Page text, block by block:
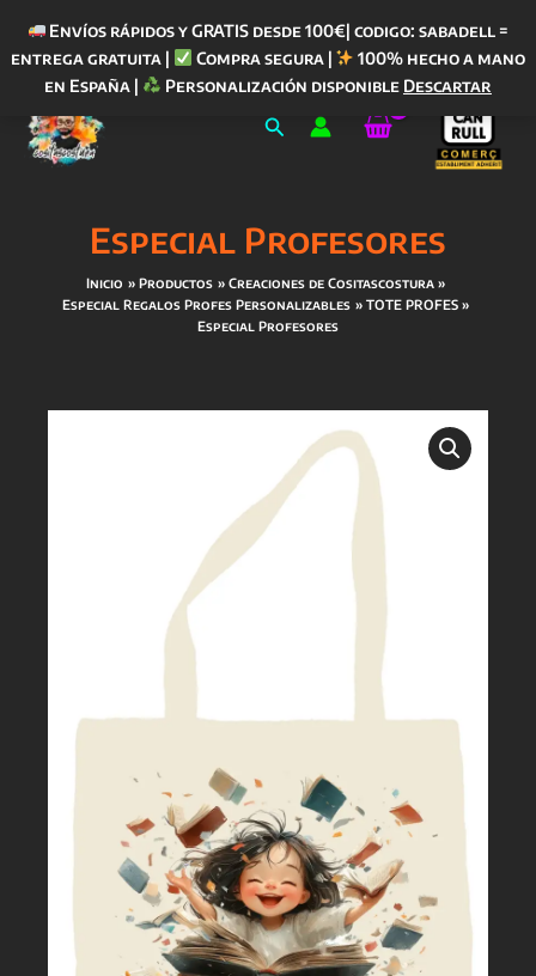
Envíos rápidos y GRATIS desde 100€| codigo: sabadell =
entrega gratuita |
Compra segura |
100% hecho a mano
en España |
Personalización disponible Descartar
contenido
Buscar
Especial Profesores
Inicio Productos
Creaciones de Cositascostura
Especial Regalos Profes Personalizables
TOTE PROFES
Especial Profesores